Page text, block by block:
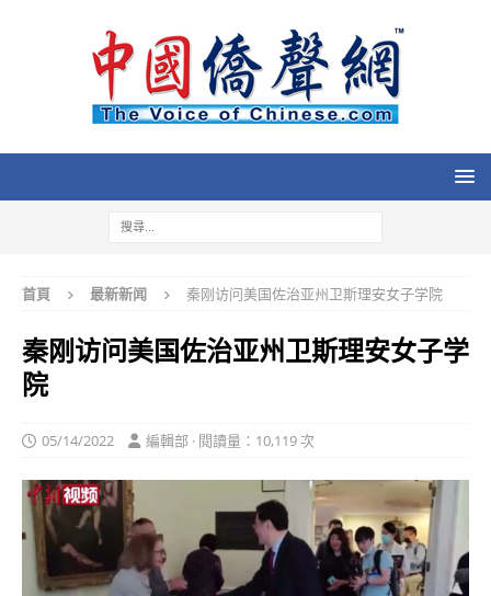
首頁 最新新闻 秦刚访问美国佐治亚州卫斯理安女子学院
秦刚访问美国佐治亚州卫斯理安女子学
院
05/14/2022 編輯部 · 閱讀量：10,119 次